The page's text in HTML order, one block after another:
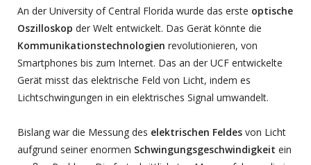
An der University of Central Florida wurde das erste optische
Oszilloskop der Welt entwickelt. Das Gerät könnte die
Kommunikationstechnologien revolutionieren, von
Smartphones bis zum Internet. Das an der UCF entwickelte
Gerät misst das elektrische Feld von Licht, indem es
Lichtschwingungen in ein elektrisches Signal umwandelt.
Bislang war die Messung des elektrischen Feldes von Licht
aufgrund seiner enormen Schwingungsgeschwindigkeit ein